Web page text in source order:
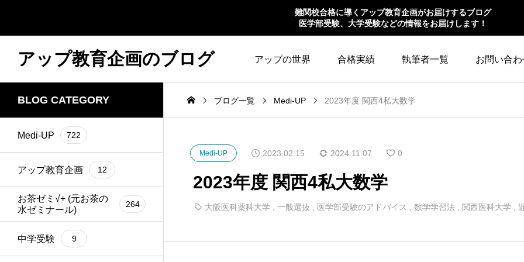
難関校合格に導くアップ教育企画がお届けするブログ
医学部受験、大学受験などの情報をお届けします！
アップ教育企画のブログ アップの世界 合格実績 執筆者一覧 お問い合わ
BLOG CATEGORY
Medi-UP 722
アップ教育企画 12
お茶ゼミ√+ (元お茶の
水ゼミナール)
264
中学受験 9
ブログ一覧 Medi-UP 2023年度 関西4私大数学
Medi-UP 2023.02.15 2024.11.07 0
2023年度 関西4私大数学
大阪医科薬科大学 一般選抜 医学部受験のアドバイス 数学学習法 関西医科大学